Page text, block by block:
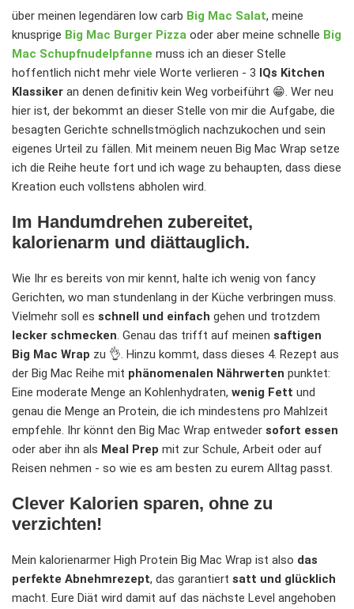
über meinen legendären low carb Big Mac Salat, meine
knusprige Big Mac Burger Pizza oder aber meine schnelle Big
Mac Schupfnudelpfanne muss ich an dieser Stelle
hoffentlich nicht mehr viele Worte verlieren - 3 IQs Kitchen
Klassiker an denen definitiv kein Weg vorbeiführt 😁. Wer neu
hier ist, der bekommt an dieser Stelle von mir die Aufgabe, die
besagten Gerichte schnellstmöglich nachzukochen und sein
eigenes Urteil zu fällen. Mit meinem neuen Big Mac Wrap setze
ich die Reihe heute fort und ich wage zu behaupten, dass diese
Kreation euch vollstens abholen wird.
Im Handumdrehen zubereitet,
kalorienarm und diättauglich.
Wie Ihr es bereits von mir kennt, halte ich wenig von fancy
Gerichten, wo man stundenlang in der Küche verbringen muss.
Vielmehr soll es schnell und einfach gehen und trotzdem
lecker schmecken. Genau das trifft auf meinen saftigen
Big Mac Wrap zu 👌. Hinzu kommt, dass dieses 4. Rezept aus
der Big Mac Reihe mit phänomenalen Nährwerten punktet:
Eine moderate Menge an Kohlenhydraten, wenig Fett und
genau die Menge an Protein, die ich mindestens pro Mahlzeit
empfehle. Ihr könnt den Big Mac Wrap entweder sofort essen
oder aber ihn als Meal Prep mit zur Schule, Arbeit oder auf
Reisen nehmen - so wie es am besten zu eurem Alltag passt.
Clever Kalorien sparen, ohne zu
verzichten!
Mein kalorienarmer High Protein Big Mac Wrap ist also das
perfekte Abnehmrezept, das garantiert satt und glücklich
macht. Eure Diät wird damit auf das nächste Level angehoben